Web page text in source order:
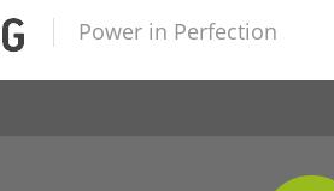
Power in Perfection